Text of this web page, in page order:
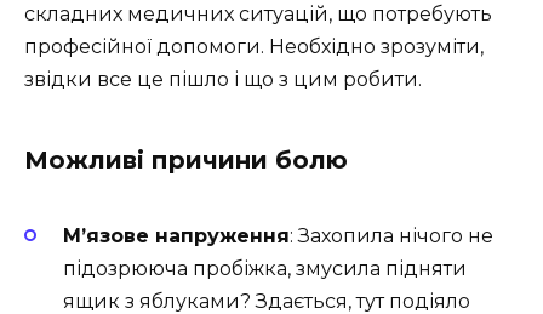
складних медичних ситуацій, що потребують
професійної допомоги. Необхідно зрозуміти,
звідки все це пішло і що з цим робити.
Можливі причини болю
М’язове напруження: Захопила нічого не
підозрююча пробіжка, змусила підняти
ящик з яблуками? Здається, тут подіяло